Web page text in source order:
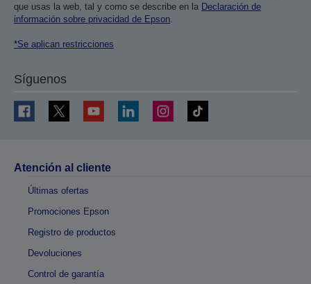
que usas la web, tal y como se describe en la Declaración de
información sobre privacidad de Epson.
*Se aplican restricciones
Síguenos
Atención al cliente
Últimas ofertas
Promociones Epson
Registro de productos
Devoluciones
Control de garantía